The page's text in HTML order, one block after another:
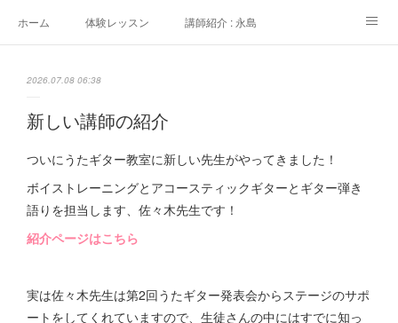
ホーム 体験レッスン 講師紹介 : 永島
2026.07.08 06:38
新しい講師の紹介
ついにうたギター教室に新しい先生がやってきました！
ボイストレーニングとアコースティックギターとギター弾き
語りを担当します、佐々木先生です！
紹介ページはこちら
実は佐々木先生は第2回うたギター発表会からステージのサポ
ートをしてくれていますので、生徒さんの中にはすでに知っ